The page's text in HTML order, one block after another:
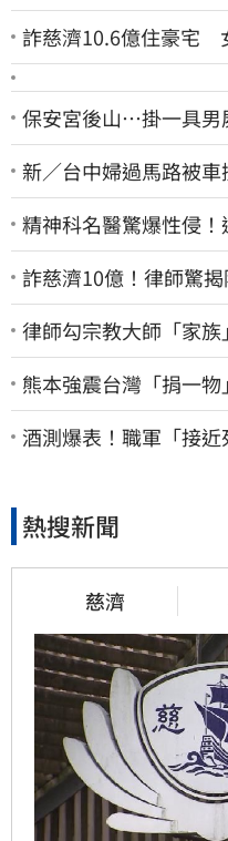
詐慈濟10.6億住豪宅
保安宮後山…掛一具男
新／台中婦過馬路被
精神科名醫驚爆性侵
詐慈濟10億！律師驚揭
律師勾宗教大師「家
熊本強震台灣「捐一
喊：給台灣統治算了
酒測爆表！職軍「接
熱搜新聞
慈濟